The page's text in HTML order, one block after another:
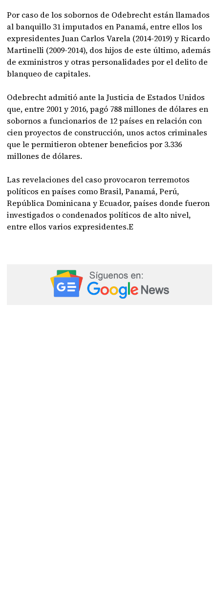
Por caso de los sobornos de Odebrecht están llamados
al banquillo 31 imputados en Panamá, entre ellos los
expresidentes Juan Carlos Varela (2014-2019) y Ricardo
Martinelli (2009-2014), dos hijos de este último, además
de exministros y otras personalidades por el delito de
blanqueo de capitales.
Odebrecht admitió ante la Justicia de Estados Unidos
que, entre 2001 y 2016, pagó 788 millones de dólares en
sobornos a funcionarios de 12 países en relación con
cien proyectos de construcción, unos actos criminales
que le permitieron obtener beneficios por 3.336
millones de dólares.
Las revelaciones del caso provocaron terremotos
políticos en países como Brasil, Panamá, Perú,
República Dominicana y Ecuador, países donde fueron
investigados o condenados políticos de alto nivel,
entre ellos varios expresidentes.E